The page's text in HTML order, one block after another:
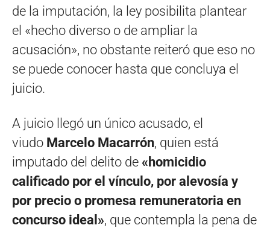
de la imputación, la ley posibilita plantear
el «hecho diverso o de ampliar la
acusación», no obstante reiteró que eso no
se puede conocer hasta que concluya el
juicio.
A juicio llegó un único acusado, el
viudo Marcelo Macarrón, quien está
imputado del delito de «homicidio
calificado por el vínculo, por alevosía y
por precio o promesa remuneratoria en
concurso ideal», que contempla la pena de